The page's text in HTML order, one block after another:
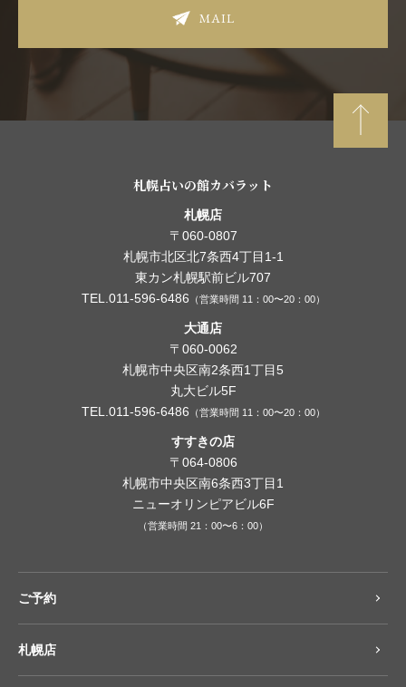
MAIL
札幌占いの館カバラット
札幌店
〒060-0807
札幌市北区北7条西4丁目1-1
東カン札幌駅前ビル707
TEL.011-596-6486 （営業時間 11：00〜20：00）
大通店
〒060-0062
札幌市中央区南2条西1丁目5
丸大ビル5F
TEL.011-596-6486 （営業時間 11：00〜20：00）
すすきの店
〒064-0806
札幌市中央区南6条西3丁目1
ニューオリンピアビル6F
（営業時間 21：00〜6：00）
ご予約
札幌店